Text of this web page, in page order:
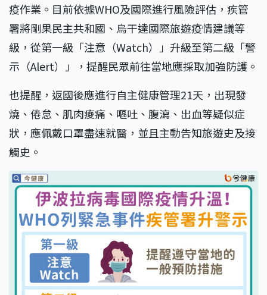
疫作業。目前依據WHO及國際進行風險評估，疾管
署將剛果民主共和國、烏干達國際旅遊疫情建議等
級，從第一級「注意（Watch）」升級至第二級「警
示（Alert）」，提醒民眾前往當地應採取加強防護。
也提醒，返國後應進行自主健康管理21天，出現發
燒、倦怠、肌肉痠痛、嘔吐、腹瀉、出血等疑似症
狀，應佩戴口罩盡速就醫，並且主動告知旅遊史及接
觸史。